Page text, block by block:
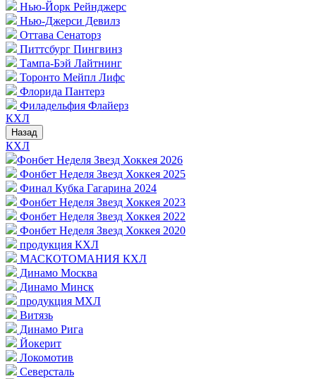
Нью-Йорк Рейнджерс
Нью-Джерси Девилз
Оттава Сенаторз
Питтсбург Пингвинз
Тампа-Бэй Лайтнинг
Торонто Мейпл Лифс
Флорида Пантерз
Филадельфия Флайерз
КХЛ
Назад
КХЛ
Фонбет Неделя Звезд Хоккея 2026
Фонбет Неделя Звезд Хоккея 2025
Финал Кубка Гагарина 2024
Фонбет Неделя Звезд Хоккея 2023
Фонбет Неделя Звезд Хоккея 2022
Фонбет Неделя Звезд Хоккея 2020
продукция КХЛ
МАСКОТОМАНИЯ КХЛ
Динамо Москва
Динамо Минск
продукция МХЛ
Витязь
Динамо Рига
Йокерит
Локомотив
Северсталь